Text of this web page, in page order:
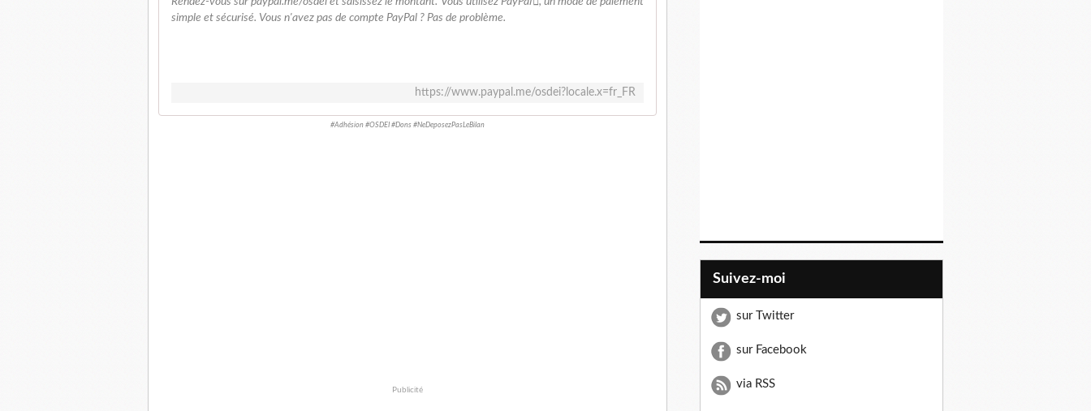
simple et sécurisé. Vous n'avez pas de compte PayPal ? Pas de problème.
https://www.paypal.me/osdei?locale.x=fr_FR
#Adhésion #OSDEI #Dons #NeDeposezPasLeBilan
Publicité
Suivez-moi
sur Twitter
sur Facebook
via RSS